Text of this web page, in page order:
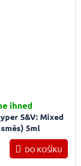
S&V: Mixed
5ml
ihned
DO KOŠÍKU